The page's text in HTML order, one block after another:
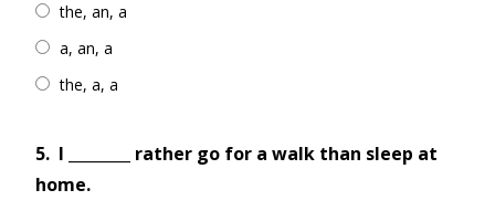
the, an, a
a, an, a
the, a, a
5. I ________ rather go for a walk than sleep at
home.